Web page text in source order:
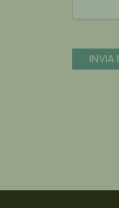
INVIA